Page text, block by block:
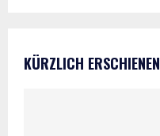
KÜRZLICH ERSCHIENEN